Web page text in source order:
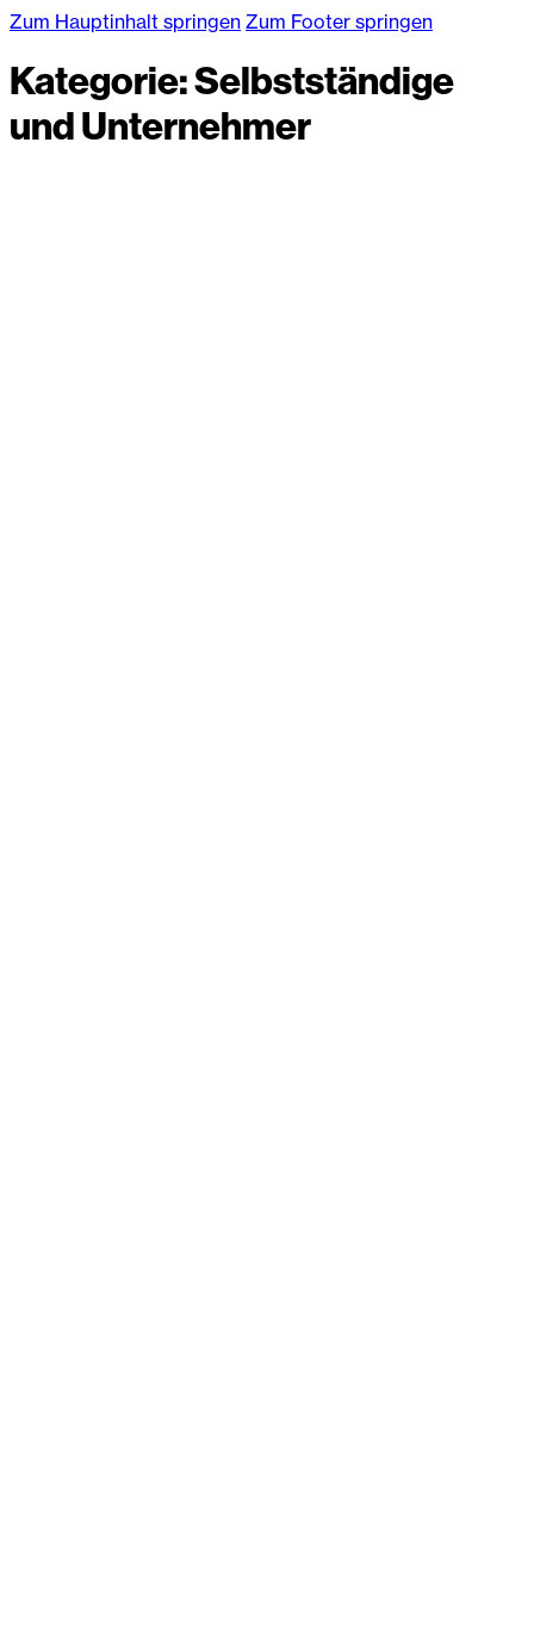
Zum Hauptinhalt springen Zum Footer springen
Kategorie:Selbstständige
und Unternehmer